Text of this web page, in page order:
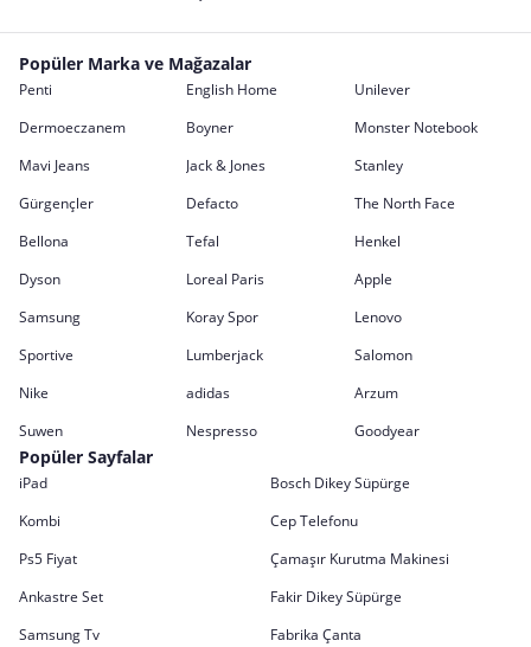
Popüler Marka ve Mağazalar
Penti English Home
Unilever
Dermoeczanem
Boyner
Monster Notebook
Mavi Jeans
Jack & Jones
Stanley
Gürgençler
Defacto
The North Face
Bellona
Tefal
Henkel
Dyson
Loreal Paris
Apple
Samsung
Koray Spor
Lenovo
Sportive
Lumberjack
Salomon
Nike
adidas
Arzum
Suwen
Nespresso Goodyear
Popüler Sayfalar
iPad
Bosch Dikey Süpürge
Kombi
Cep Telefonu
Ps5 Fiyat
Çamaşır Kurutma Makinesi
Ankastre Set
Fakir Dikey Süpürge
Samsung Tv
Fabrika Çanta